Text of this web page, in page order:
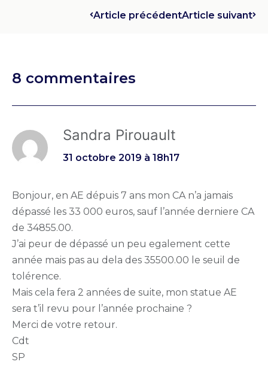
Article précédentArticle suivant
8 commentaires
Sandra Pirouault
31 octobre 2019 à 18h17
Bonjour, en AE dépuis 7 ans mon CA n’a jamais
dépassé les 33 000 euros, sauf l’année derniere CA
de 34855.00.
J’ai peur de dépassé un peu egalement cette
année mais pas au dela des 35500.00 le seuil de
tolérence.
Mais cela fera 2 années de suite, mon statue AE
sera t’il revu pour l’année prochaine ?
Merci de votre retour.
Cdt
SP